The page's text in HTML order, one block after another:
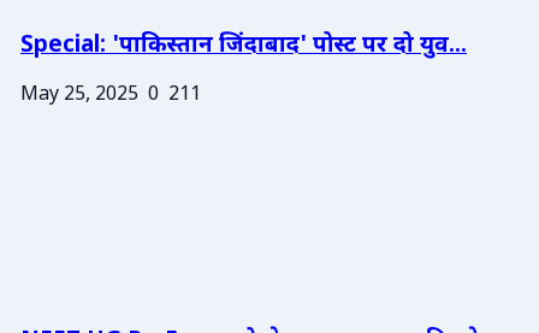
Special: 'पाकिस्तान जिंदाबाद' पोस्ट पर दो युव...
May 25, 2025 0 211